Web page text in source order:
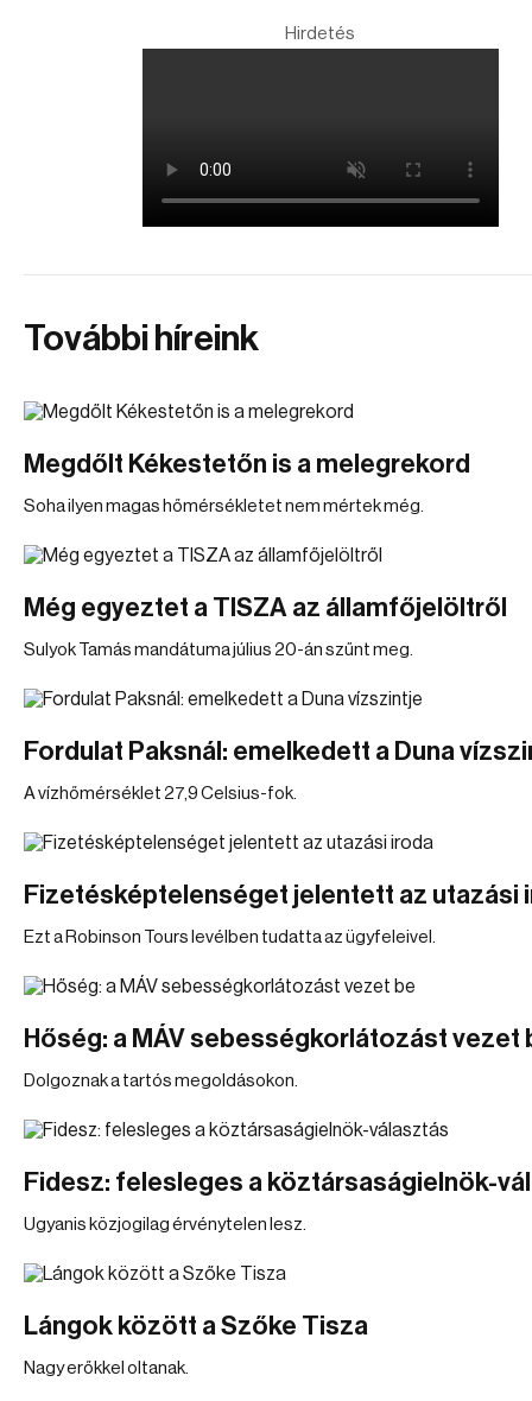
Hirdetés
További híreink
Megdőlt Kékestetőn is a melegrekord
Soha ilyen magas hőmérsékletet nem mértek még.
Még egyeztet a TISZA az államfőjelöltről
Sulyok Tamás mandátuma július 20-án szűnt meg.
Fordulat Paksnál: emelkedett a Duna
A vízhőmérséklet 27,9 Celsius-fok.
Fizetésképtelenséget jelentett az utazási
Ezt a Robinson Tours levélben tudatta az ügyfeleivel.
Hőség: a MÁV sebességkorlátozást vezet
Dolgoznak a tartós megoldásokon.
Fidesz: felesleges a köztársaságielnök-
Ugyanis közjogilag érvénytelen lesz.
Lángok között a Szőke Tisza
Nagy erőkkel oltanak.